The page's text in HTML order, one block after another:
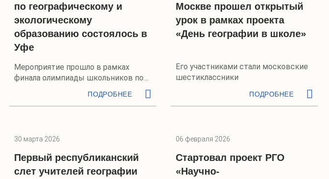
по географическому и
экологическому
образованию состоялось в
Уфе
Мероприятие прошло в рамках
финала олимпиады школьников по
ПОДРОБНЕЕ
Москве прошел открытый
урок в рамках проекта
«День географии в школе»
Его участниками стали московские
шестиклассники
ПОДРОБНЕЕ
30 марта 2026
Первый республиканский
слет учителей географии
06 февраля 2026
Стартовал проект РГО
«Научно-